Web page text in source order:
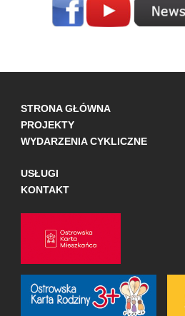
STRONA GŁÓWNA
PROJEKTY
WYDARZENIA CYKLICZNE
USŁUGI
KONTAKT